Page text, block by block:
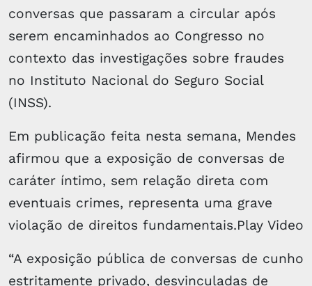
conversas que passaram a circular após
serem encaminhados ao Congresso no
contexto das investigações sobre fraudes
no Instituto Nacional do Seguro Social
(INSS).
Em publicação feita nesta semana, Mendes
afirmou que a exposição de conversas de
caráter íntimo, sem relação direta com
eventuais crimes, representa uma grave
violação de direitos fundamentais.Play Video
“A exposição pública de conversas de cunho
estritamente privado, desvinculadas de